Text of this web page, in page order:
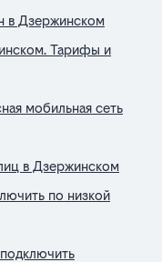
в Дзержинском
Тарифы и
мобильная сеть
в Дзержинском
по низкой